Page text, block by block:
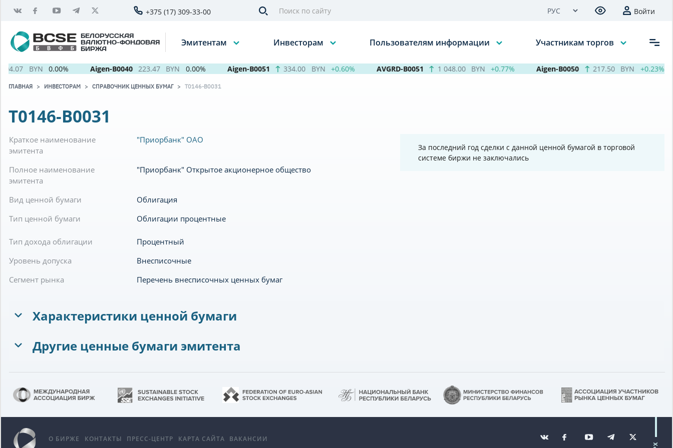
+375 (17) 309-33-00 Войти
БЕЛОРУССКАЯ
ВАЛЮТНО-ФОНДОВАЯ
БИРЖА
Эмитентам Инвесторам Пользователям информации Участникам торгов
BYN 0.00% Aigen-B0040 223.47 BYN 0.00% Aigen-B0051 334.00 BYN +0.60% AVGRD-B0051 1 048.00 BYN +0.77% Aigen-B0050 217.50 BYN +0.23%
ГЛАВНАЯ ИНВЕСТОРАМ СПРАВОЧНИК ЦЕННЫХ БУМАГ T0146-B0031
T0146-B0031
Краткое наименование
эмитента
"Приорбанк" ОАО
Полное наименование
эмитента
"Приорбанк" Открытое акционерное общество
Вид ценной бумаги
Облигация
Тип ценной бумаги
Облигации процентные
Тип дохода облигации
Процентный
Уровень допуска
Внесписочные
Сегмент рынка
Перечень внесписочных ценных бумаг
За последний год сделки с данной ценной бумагой в торговой
системе биржи не заключались
Характеристики ценной бумаги
Другие ценные бумаги эмитента
О БИРЖЕ КОНТАКТЫ ПРЕСС-ЦЕНТР КАРТА САЙТА ВАКАНСИИ